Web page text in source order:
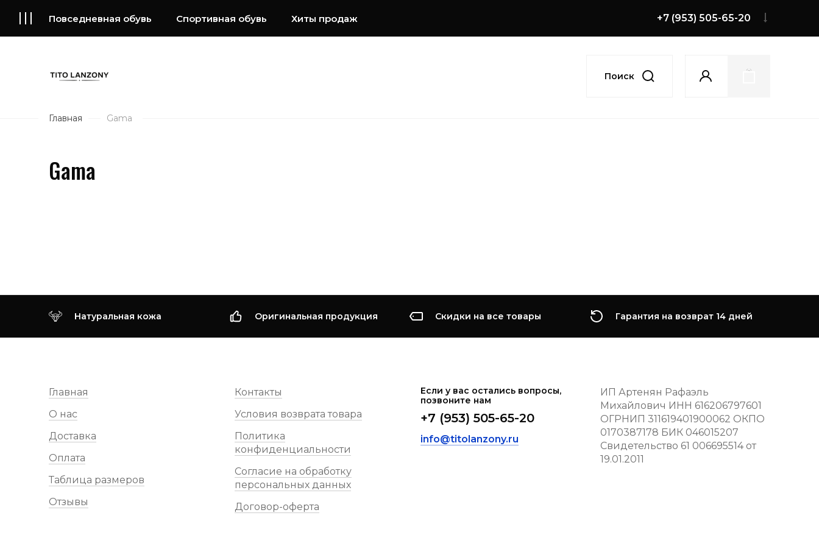
Повседневная обувь Спортивная обувь Хиты продаж +7 (953) 505-65-20
Поиск
Главная Gama
Gama
Натуральная кожа Оригинальная продукция Скидки на все товары Гарантия на возврат 14 дней
Главная
О нас
Доставка
Оплата
Таблица размеров
Отзывы
Контакты
Условия возврата товара
Политика
конфиденциальности
Согласие на обработку
персональных данных
Договор-оферта
Если у вас остались вопросы,
позвоните нам
+7 (953) 505-65-20
info@titolanzony.ru
ИП Артенян Рафаэль
Михайлович ИНН 616206797601
ОГРНИП 311619401900062 ОКПО
0170387178 БИК 046015207
Свидетельство 61 006695514 от
19.01.2011